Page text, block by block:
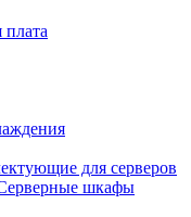
плата
для серверов
шкафы